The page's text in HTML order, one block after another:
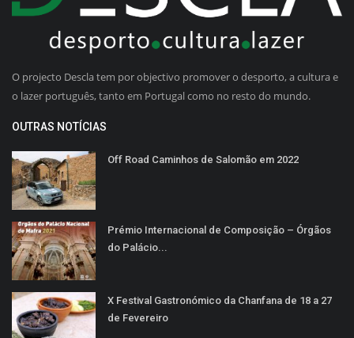
O projecto Descla tem por objectivo promover o desporto, a cultura e
o lazer português, tanto em Portugal como no resto do mundo.
OUTRAS NOTÍCIAS
Off Road Caminhos de Salomão em 2022
Prémio Internacional de Composição – Órgãos
do Palácio...
X Festival Gastronómico da Chanfana de 18 a 27
de Fevereiro